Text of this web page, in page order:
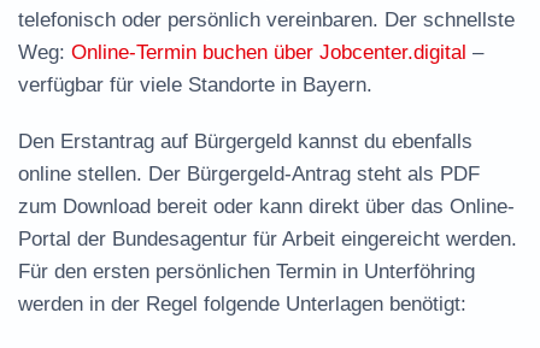
telefonisch oder persönlich vereinbaren. Der schnellste
Weg: Online-Termin buchen über Jobcenter.digital –
verfügbar für viele Standorte in Bayern.
Den Erstantrag auf Bürgergeld kannst du ebenfalls
online stellen. Der Bürgergeld-Antrag steht als PDF
zum Download bereit oder kann direkt über das Online-
Portal der Bundesagentur für Arbeit eingereicht werden.
Für den ersten persönlichen Termin in Unterföhring
werden in der Regel folgende Unterlagen benötigt: